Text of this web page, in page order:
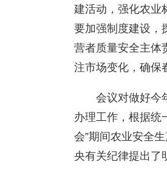
建活动，强化农业
要加强制度建设，
营者质量安全主体
注市场变化，确保
会议对做好今
办理工作，根据统
会”期间农业安全
央有关纪律提出了